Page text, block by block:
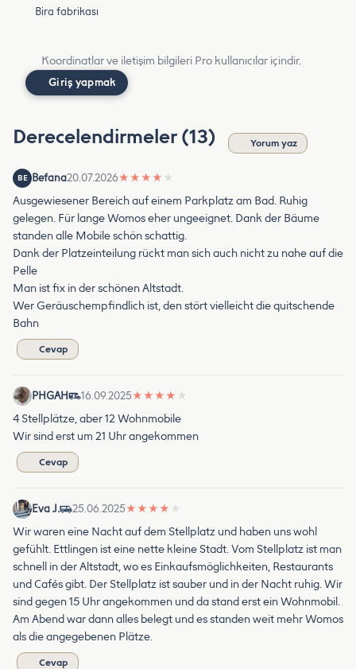
Bira fabrikası
Koordinatlar ve iletişim bilgileri Pro kullanıcılar içindir.
Giriş yapmak
Derecelendirmeler (13) Yorum yaz
BE Befana20.07.2026★ ★ ★ ★ ★
Ausgewiesener Bereich auf einem Parkplatz am Bad. Ruhig
gelegen. Für lange Womos eher ungeeignet. Dank der Bäume
standen alle Mobile schön schattig.
Dank der Platzeinteilung rückt man sich auch nicht zu nahe auf die
Pelle
Man ist fix in der schönen Altstadt.
Wer Geräuschempfindlich ist, den stört vielleicht die quitschende
Bahn
Cevap
PHGAH 16.09.2025★ ★ ★ ★ ★
4 Stellplätze, aber 12 Wohnmobile
Wir sind erst um 21 Uhr angekommen
Cevap
Eva J. 25.06.2025★ ★ ★ ★ ★
Wir waren eine Nacht auf dem Stellplatz und haben uns wohl
gefühlt. Ettlingen ist eine nette kleine Stadt. Vom Stellplatz ist man
schnell in der Altstadt, wo es Einkaufsmöglichkeiten, Restaurants
und Cafés gibt. Der Stellplatz ist sauber und in der Nacht ruhig. Wir
sind gegen 15 Uhr angekommen und da stand erst ein Wohnmobil.
Am Abend war dann alles belegt und es standen weit mehr Womos
als die angegebenen Plätze.
Cevap